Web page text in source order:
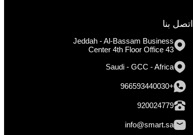
اتصل بنا
Jeddah - Al-Bassam Business
Center 4th Floor Office 43
Saudi - GCC - Africa
+966593440030
920024779
info@smart.sa